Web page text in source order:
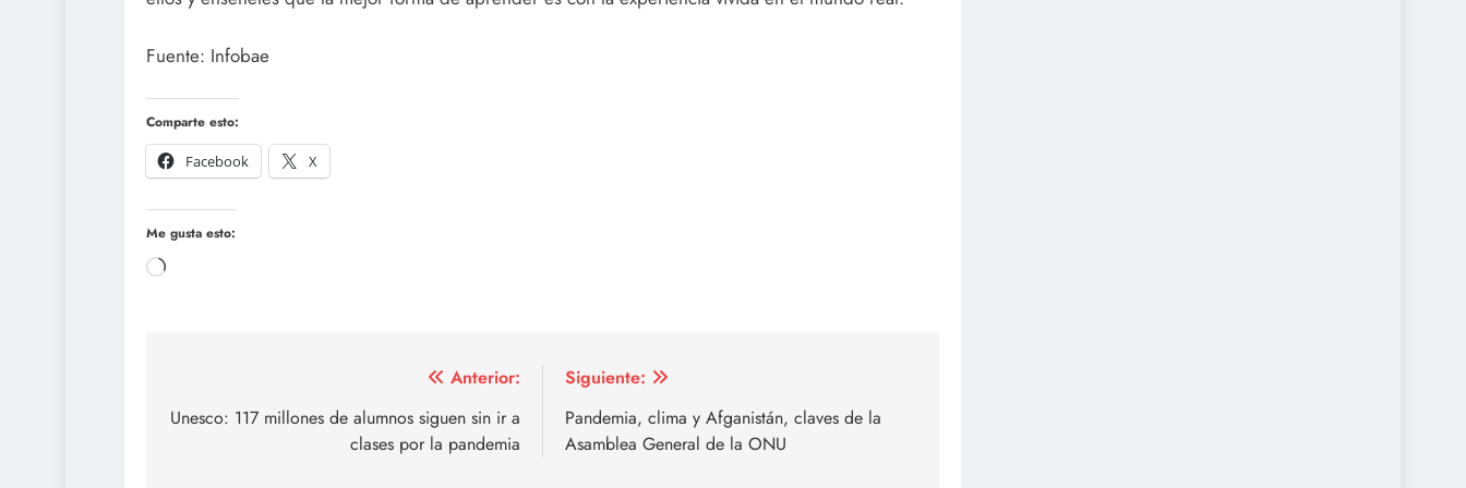
Fuente: Infobae
Comparte esto:
Facebook
X
Me gusta esto:
Cargando...
de
Anterior:
Unesco: 117 millones de alumnos siguen sin ir a
clases por la pandemia
Siguiente:
Pandemia, clima y Afganistán, claves de la
Asamblea General de la ONU